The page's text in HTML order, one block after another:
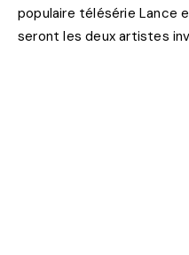
populaire télésérie Lance
seront les deux artistes